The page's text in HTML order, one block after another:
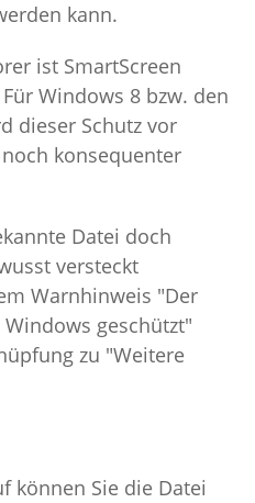
kann.
ist SmartScreen
Windows 8 bzw. den
dieser Schutz vor
konsequenter
Datei doch
versteckt
Warnhinweis "Der
geschützt"
zu "Weitere
können Sie die Datei